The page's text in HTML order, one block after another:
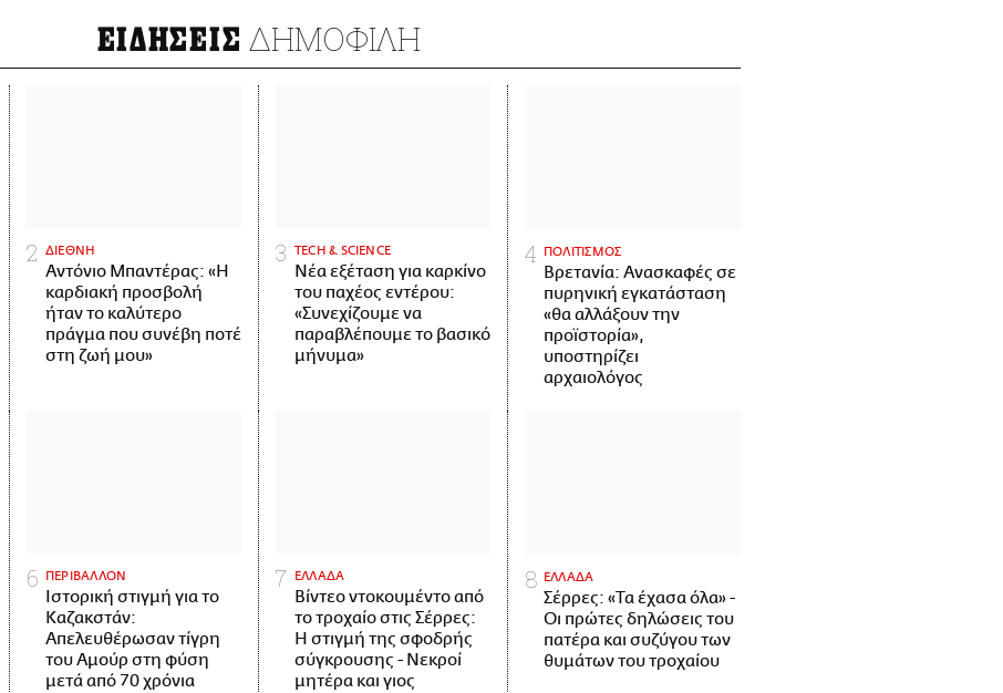
ΕΙΔΗΣΕΙΣ ΔΗΜΟΦΙΛΗ
ΔΙΕΘΝΗ
Αντόνιο Μπαντέρας: «Η
καρδιακή προσβολή
ήταν το καλύτερο
πράγμα που συνέβη ποτέ
στη ζωή μου»
ΤECH & SCIENCE
Νέα εξέταση για καρκίνο
του παχέος εντέρου:
«Συνεχίζουμε να
παραβλέπουμε το βασικό
μήνυμα»
ΠΟΛΙΤΙΣΜΟΣ
Βρετανία: Ανασκαφές σε
πυρηνική εγκατάσταση
«θα αλλάξουν την
προϊστορία»,
υποστηρίζει
αρχαιολόγος
ΠΕΡΙΒΑΛΛΟΝ
Ιστορική στιγμή για το
Καζακστάν:
Απελευθέρωσαν τίγρη
του Αμούρ στη φύση
μετά από 70 χρόνια
ΕΛΛΑΔΑ
Βίντεο ντοκουμέντο από
το τροχαίο στις Σέρρες:
Η στιγμή της σφοδρής
σύγκρουσης - Νεκροί
μητέρα και γιος
ΕΛΛΑΔΑ
Σέρρες: «Τα έχασα όλα» -
Οι πρώτες δηλώσεις του
πατέρα και συζύγου των
θυμάτων του τροχαίου